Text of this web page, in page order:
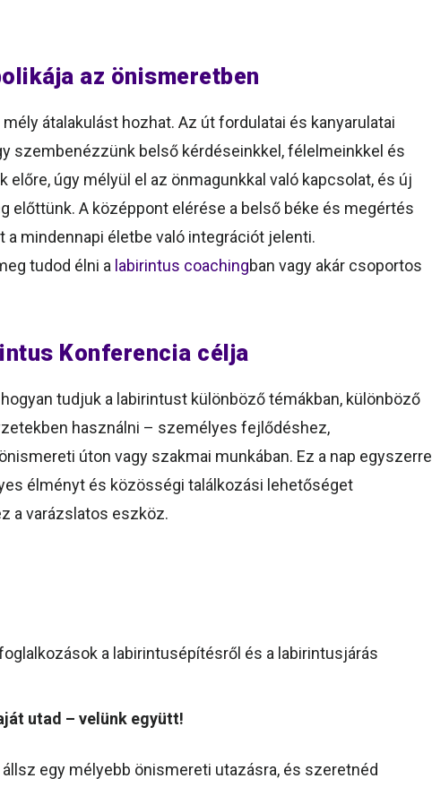
az önismeretben
átalakulást hozhat. Az út fordulatai és kanyarulatai
szembenézzünk belső kérdéseinkkel, félelmeinkkel és
előre, úgy mélyül el az önmagunkkal való kapcsolat, és új
előttünk. A középpont elérése a belső béke és megértés
a mindennapi életbe való integrációt jelenti.
tudod élni a labirintus coachingban vagy akár csoportos
Konferencia célja
tudjuk a labirintust különböző témákban, különböző
használni – személyes fejlődéshez,
úton vagy szakmai munkában. Ez a nap egyszerre
élményt és közösségi találkozási lehetőséget
a varázslatos eszköz.
a labirintusépítésről és a labirintusjárás
utad – velünk együtt!
egy mélyebb önismereti utazásra, és szeretnéd